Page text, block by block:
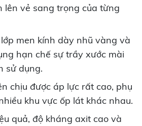
lên vẻ sang trọng của từng
men kính dày nhũ vàng và
hạn chế sự trầy xước mài
sử dụng.
chịu được áp lực rất cao, phụ
khu vực ốp lát khác nhau.
quả, độ kháng axit cao và